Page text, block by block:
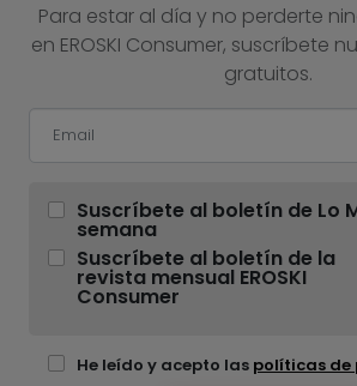
Para estar al día y no perderte
en EROSKI Consumer, suscríbete
gratuitos.
Suscríbete al boletín de Lo
semana
Suscríbete al boletín de la
revista mensual EROSKI
Consumer
He leído y acepto las políticas